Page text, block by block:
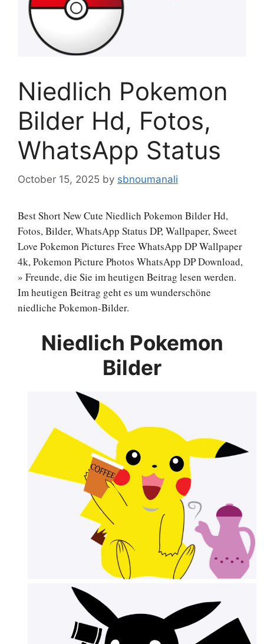
Niedlich Pokemon
Bilder Hd, Fotos,
WhatsApp Status
October 15, 2025 by sbnoumanali
Best Short New Cute Niedlich Pokemon Bilder Hd,
Fotos, Bilder, WhatsApp Status DP, Wallpaper, Sweet
Love Pokemon Pictures Free WhatsApp DP Wallpaper
4k, Pokemon Picture Photos WhatsApp DP Download,
» Freunde, die Sie im heutigen Beitrag lesen werden.
Im heutigen Beitrag geht es um wunderschöne
niedliche Pokemon-Bilder.
Niedlich Pokemon
Bilder